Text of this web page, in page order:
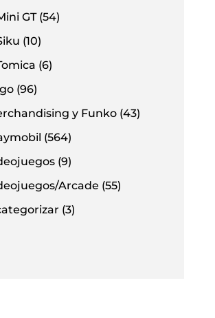
GT (54)
(10)
(6)
(96)
y Funko (43)
(564)
(9)
Arcade (55)
(3)